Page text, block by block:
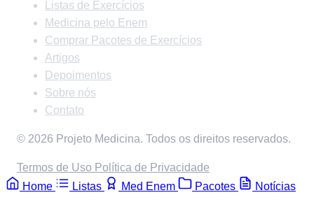
Listas de Exercícios
Medicina pelo Enem
Comprar Pacotes de Exercícios
Artigos
Depoimentos
Sobre nós
Contato
© 2026 Projeto Medicina. Todos os direitos reservados.
Termos de Uso Política de Privacidade
Home
Listas Med Enem Pacotes Notícias